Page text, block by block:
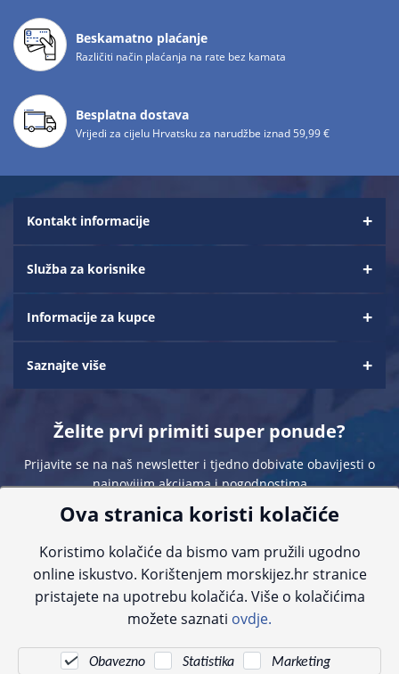
Beskamatno plaćanje
Različiti način plaćanja na rate bez kamata
Besplatna dostava
Vrijedi za cijelu Hrvatsku za narudžbe iznad 59,99 €
Kontakt informacije
Služba za korisnike
Informacije za kupce
Saznajte više
Želite prvi primiti super ponude?
Prijavite se na naš newsletter i tjedno dobivate obavijesti o
najnovijim akcijama i pogodnostima
Sve navedene cijene sadrže PDV. Pokušavamo osigurati što preciznije
informacije, ali zbog tehnoloških ograničenja ne možemo garantirati potpunu
kontaktirajte nas putem telefona:+385 23 231 761ili e-maila:info@morskijez.hr
Ova stranica koristi kolačiće
Koristimo kolačiće da bismo vam pružili ugodno
online iskustvo. Korištenjem morskijez.hr stranice
pristajete na upotrebu kolačića. Više o kolačićima
možete saznati ovdje.
Obavezno Statistika Marketing